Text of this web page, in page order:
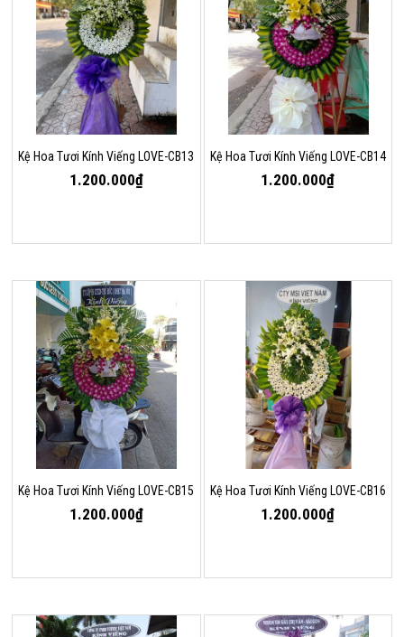
Kệ Hoa Tươi Kính Viếng LOVE-CB13
1.200.000₫
Kệ Hoa Tươi Kính Viếng LOVE-CB14
1.200.000₫
Kệ Hoa Tươi Kính Viếng LOVE-CB15
1.200.000₫
Kệ Hoa Tươi Kính Viếng LOVE-CB16
1.200.000₫